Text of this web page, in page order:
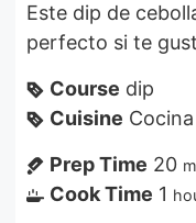
Este dip de cebolla caramelizada es irresistible,
perfecto si te
Course dip
Cuisine
Prep Time 20
Cook Time 1